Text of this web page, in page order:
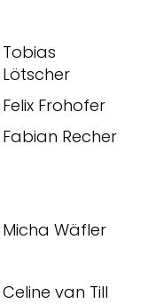
Tobias
Lötscher
Felix Frohofer
Fabian Recher
Micha Wäfler
Celine van Till